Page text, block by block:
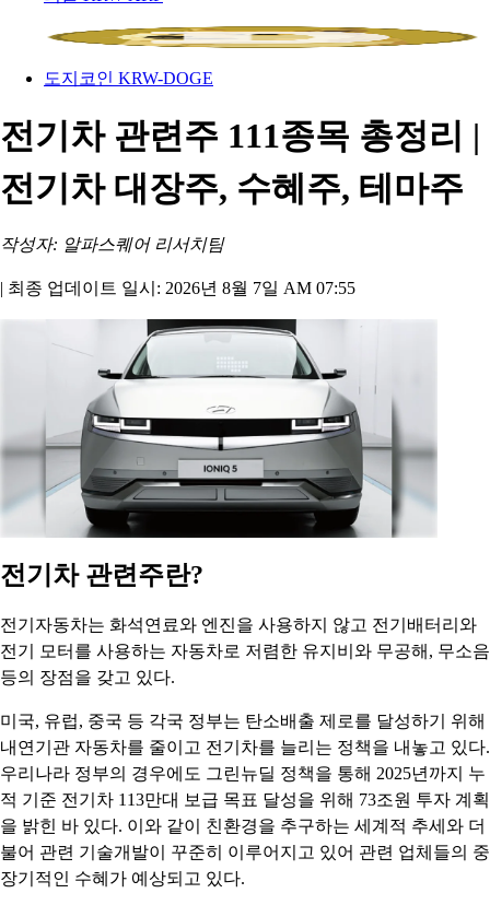
도지코인 KRW-DOGE
전기차 관련주 111종목 총정리 |
전기차 대장주, 수혜주, 테마주
작성자: 알파스퀘어 리서치팀
| 최종 업데이트 일시: 2026년 8월 7일 AM 07:55
전기차 관련주란?
전기자동차는 화석연료와 엔진을 사용하지 않고 전기배터리와
전기 모터를 사용하는 자동차로 저렴한 유지비와 무공해, 무소음
등의 장점을 갖고 있다.
미국, 유럽, 중국 등 각국 정부는 탄소배출 제로를 달성하기 위해
내연기관 자동차를 줄이고 전기차를 늘리는 정책을 내놓고 있다.
우리나라 정부의 경우에도 그린뉴딜 정책을 통해 2025년까지 누
적 기준 전기차 113만대 보급 목표 달성을 위해 73조원 투자 계획
을 밝힌 바 있다. 이와 같이 친환경을 추구하는 세계적 추세와 더
불어 관련 기술개발이 꾸준히 이루어지고 있어 관련 업체들의 중
장기적인 수혜가 예상되고 있다.